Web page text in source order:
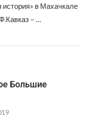
история» в Махачкале
– …
Большие